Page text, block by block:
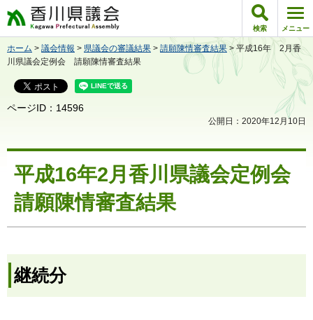
香川県議会 検索 メニュー
ホーム > 議会情報 > 県議会の審議結果 > 請願陳情審査結果 > 平成16年 2月香
川県議会定例会 請願陳情審査結果
ページID：14596
公開日：2020年12月10日
平成16年2月香川県議会定例会
請願陳情審査結果
継続分